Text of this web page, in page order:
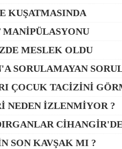
KUŞATMASINDA
MESLEK OLDU
SORULAMAYAN
ÇOCUK TACİZİNİ
NEDEN İZLENMİYOR ?
SON KAVŞAK MI ?